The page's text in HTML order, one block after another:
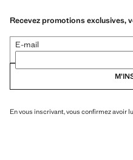
Recevez promotions exclusives,
E-mail
En vous inscrivant, vous confirmez avoir